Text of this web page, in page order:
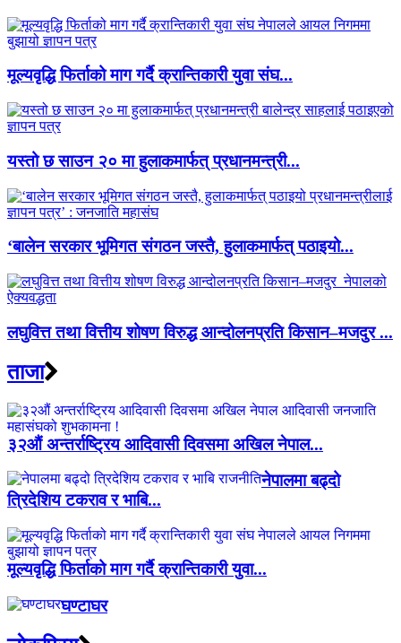
मूल्यवृद्धि फिर्ताको माग गर्दै क्रान्तिकारी युवा संघ...
यस्तो छ साउन २० मा हुलाकमार्फत् प्रधानमन्त्री...
‘बालेन सरकार भूमिगत संगठन जस्तै, हुलाकमार्फत् पठाइयो...
लघुवित्त तथा वित्तीय शोषण विरुद्ध आन्दोलनप्रति किसान–मजदुर ...
ताजा
३२औं अन्तर्राष्ट्रिय आदिवासी दिवसमा अखिल नेपाल...
नेपालमा बढ्दो
त्रिदेशिय टकराव र भाबि...
मूल्यवृद्धि फिर्ताको माग गर्दै क्रान्तिकारी युवा...
घण्टाघर